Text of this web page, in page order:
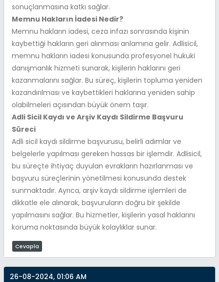
sonuçlanmasına katkı sağlar.
Memnu Hakların İadesi Nedir?
Memnu hakların iadesi, ceza infazı sonrasında kişinin
kaybettiği hakların geri alınması anlamına gelir. Adlisicil,
memnu hakların iadesi konusunda profesyonel hukuki
danışmanlık hizmeti sunarak, kişilerin haklarını geri
kazanmalarını sağlar. Bu süreç, kişilerin topluma yeniden
kazandırılması ve kaybettikleri haklarına yeniden sahip
olabilmeleri açısından büyük önem taşır.
Adli Sicil Kaydı ve Arşiv Kaydı Sildirme Başvuru
Süreci
Adli sicil kaydı sildirme başvurusu, belirli adımlar ve
belgelerle yapılması gereken hassas bir işlemdir. Adlisicil,
bu süreçte ihtiyaç duyulan evrakların hazırlanması ve
başvuru süreçlerinin yönetilmesi konusunda destek
sunmaktadır. Ayrıca, arşiv kaydı sildirme işlemleri de
dikkatle ele alınarak, başvuruların doğru bir şekilde
yapılmasını sağlar. Bu hizmetler, kişilerin yasal haklarını
koruma noktasında büyük kolaylıklar sunar.
Cevapla
26-08-2024, 01:06 AM